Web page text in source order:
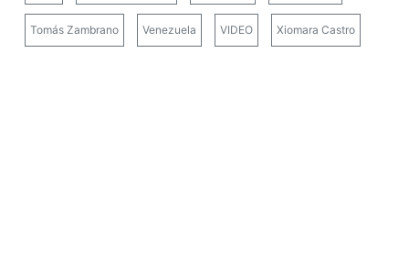
Tomás Zambrano Venezuela VIDEO Xiomara Castro